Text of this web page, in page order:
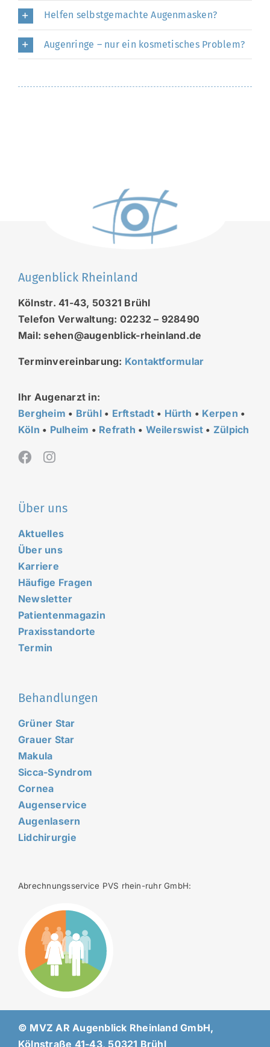
Helfen selbstgemachte Augenmasken?
Augenringe – nur ein kosmetisches Problem?
Augenblick Rheinland
Kölnstr. 41-43, 50321 Brühl
Telefon Verwaltung: 02232 – 928490
Mail: sehen@augenblick-rheinland.de
Terminvereinbarung: Kontaktformular
Ihr Augenarzt in:
Bergheim • Brühl • Erftstadt • Hürth • Kerpen •
Köln • Pulheim • Refrath • Weilerswist • Zülpich
Über uns
Aktuelles
Über uns
Karriere
Häufige Fragen
Newsletter
Patientenmagazin
Praxisstandorte
Termin
Behandlungen
Grüner Star
Grauer Star
Makula
Sicca-Syndrom
Cornea
Augenservice
Augenlasern
Lidchirurgie
Abrechnungsservice PVS rhein-ruhr GmbH:
© MVZ AR Augenblick Rheinland GmbH,
Kölnstraße 41-43, 50321 Brühl